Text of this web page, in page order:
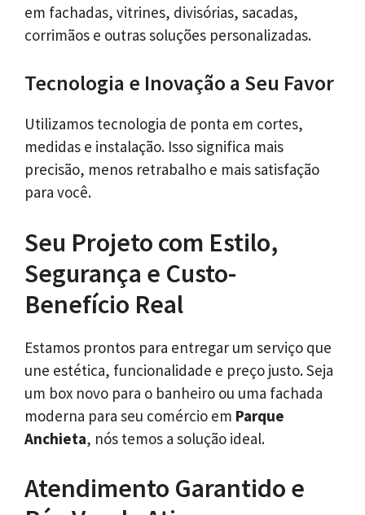
em fachadas, vitrines, divisórias, sacadas,
corrimãos e outras soluções personalizadas.
Tecnologia e Inovação a Seu Favor
Utilizamos tecnologia de ponta em cortes,
medidas e instalação. Isso significa mais
precisão, menos retrabalho e mais satisfação
para você.
Seu Projeto com Estilo,
Segurança e Custo-
Benefício Real
Estamos prontos para entregar um serviço que
une estética, funcionalidade e preço justo. Seja
um box novo para o banheiro ou uma fachada
moderna para seu comércio em Parque
Anchieta, nós temos a solução ideal.
Atendimento Garantido e